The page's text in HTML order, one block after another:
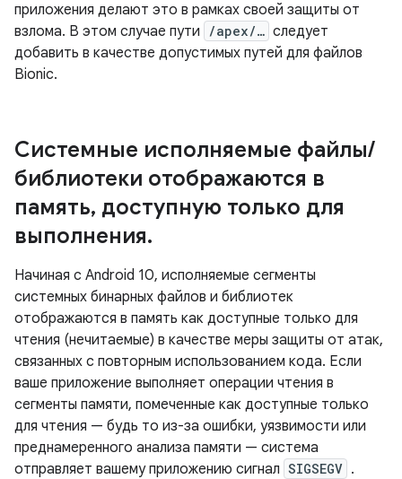
приложения делают это в рамках своей защиты от
взлома. В этом случае пути
/apex/… следует
добавить в качестве допустимых путей для файлов
Bionic.
Системные исполняемые файлы/
библиотеки отображаются в
память, доступную только для
выполнения.
Начиная с Android 10, исполняемые сегменты
системных бинарных файлов и библиотек
отображаются в память как доступные только для
чтения (нечитаемые) в качестве меры защиты от атак,
связанных с повторным использованием кода. Если
ваше приложение выполняет операции чтения в
сегменты памяти, помеченные как доступные только
для чтения — будь то из-за ошибки, уязвимости или
преднамеренного анализа памяти — система
отправляет вашему приложению сигнал SIGSEGV .